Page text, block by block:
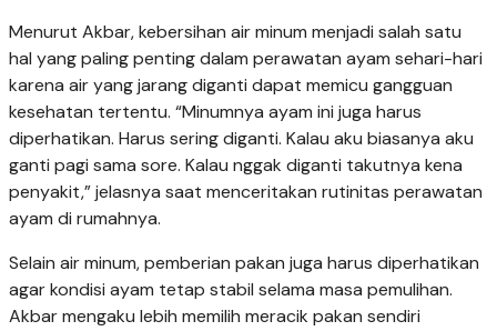
Menurut Akbar, kebersihan air minum menjadi salah satu
hal yang paling penting dalam perawatan ayam sehari-hari
karena air yang jarang diganti dapat memicu gangguan
kesehatan tertentu. “Minumnya ayam ini juga harus
diperhatikan. Harus sering diganti. Kalau aku biasanya aku
ganti pagi sama sore. Kalau nggak diganti takutnya kena
penyakit,” jelasnya saat menceritakan rutinitas perawatan
ayam di rumahnya.
Selain air minum, pemberian pakan juga harus diperhatikan
agar kondisi ayam tetap stabil selama masa pemulihan.
Akbar mengaku lebih memilih meracik pakan sendiri